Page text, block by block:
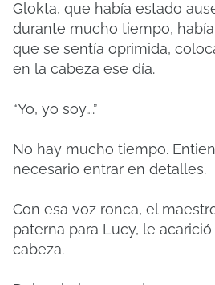
Glokta, que había estado
durante mucho tiempo,
que se sentía oprimida,
en la cabeza ese día.
“Yo, yo soy….”
No hay mucho tiempo.
necesario entrar en detalles.
Con esa voz ronca, el
paterna para Lucy, le
cabeza.